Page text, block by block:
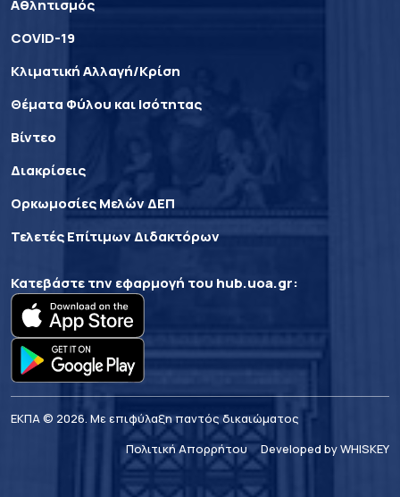
Αθλητισμός
COVID-19
Κλιματική Αλλαγή/Κρίση
Θέματα Φύλου και Ισότητας
Βίντεο
Διακρίσεις
Ορκωμοσίες Μελών ΔΕΠ
Τελετές Επίτιμων Διδακτόρων
Κατεβάστε την εφαρμογή του hub.uoa.gr:
ΕΚΠΑ © 2026. Με επιφύλαξη παντός δικαιώματος
Πολιτική Απορρήτου
Developed by WHISKEY